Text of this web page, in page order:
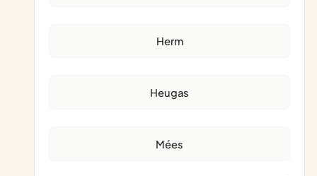
Herm
Heugas
Mées